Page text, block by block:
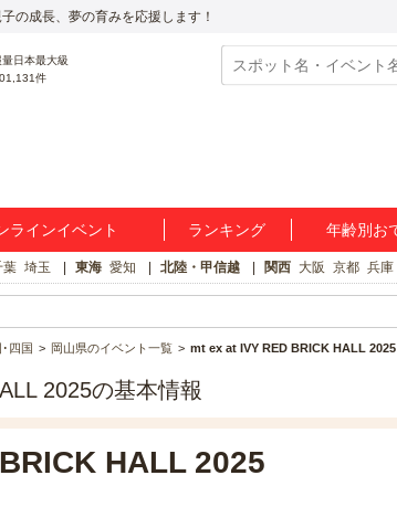
の成長、夢の育みを応援します！
件
ラインイベント ランキング 年齢別お
葉 埼玉 東海 愛知 北陸・甲信越 関西 大阪 京都 兵庫
四国 岡山県のイベント一覧 mt ex at IVY RED BRICK HALL 2025
2025の基本情報
HALL 2025